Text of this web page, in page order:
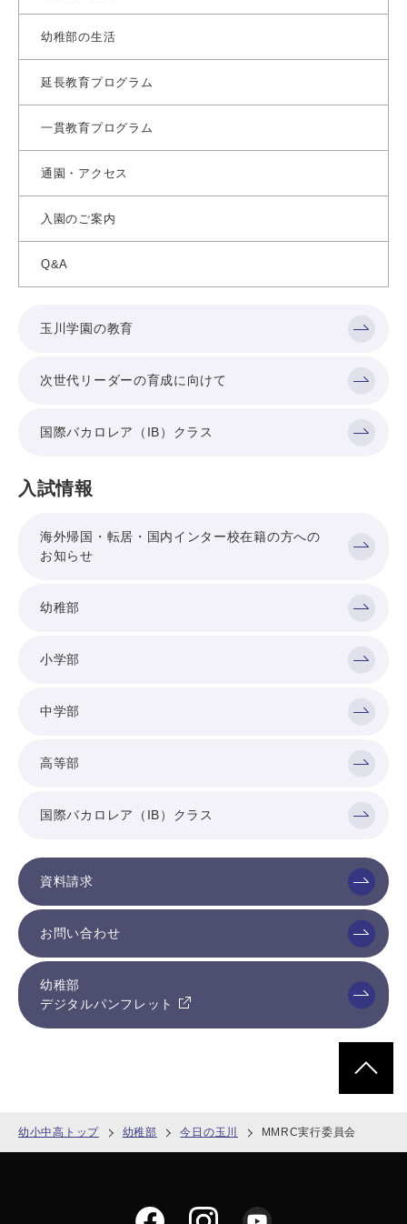
幼小中高トップ 幼稚部 今日の玉川 MMRC実行委員会
幼稚部の生活
延長教育プログラム
一貫教育プログラム
通園・アクセス
入園のご案内
Q&A
玉川学園の教育
次世代リーダーの育成に向けて
国際バカロレア（IB）クラス
入試情報
海外帰国・転居・国内インター校在籍の方への
お知らせ
幼稚部
小学部
中学部
高等部
国際バカロレア（IB）クラス
資料請求
お問い合わせ
幼稚部
デジタルパンフレット